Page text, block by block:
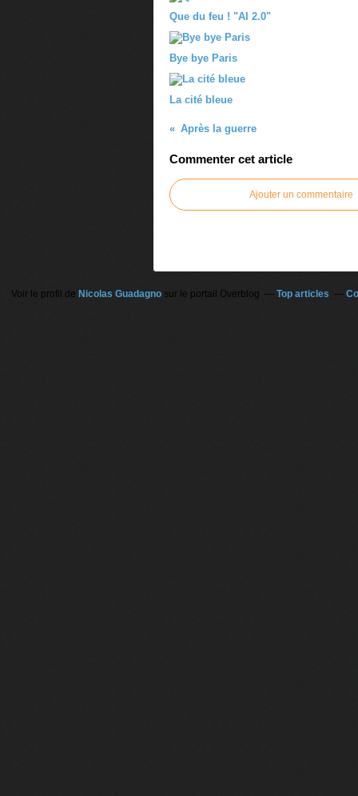
Que du feu ! "AI 2.0"
Bye bye Paris
La cité bleue
Après la guerre
Commenter cet article
Ajouter un commentaire
Voir le profil de Nicolas Guadagnosur le portail Overblog Top articles